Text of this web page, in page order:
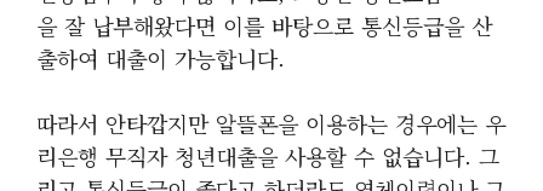
을 잘 납부해왔다면 이를 바탕으로 통신등급을 산
출하여 대출이 가능합니다.
따라서 안타깝지만 알뜰폰을 이용하는 경우에는 우
리은행 무직자 청년대출을 사용할 수 없습니다. 그